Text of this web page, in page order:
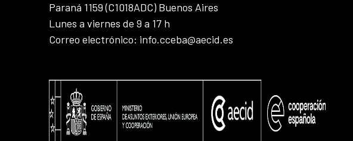
Paraná 1159 (C1018ADC) Buenos Aires
Lunes a viernes de 9 a 17 h
Correo electrónico: info.cceba@aecid.es